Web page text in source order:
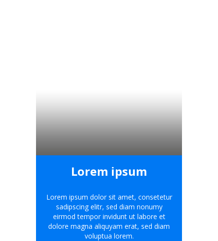
Lorem ipsum
Lorem ipsum dolor sit amet, consetetur
sadipscing elitr, sed diam nonumy
eirmod tempor invidunt ut labore et
dolore magna aliquyam erat, sed diam
voluptua lorem.